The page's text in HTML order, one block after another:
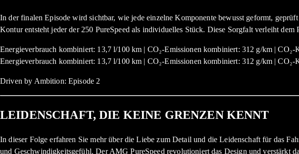
In der finalen Episode wird sichtbar, wie jede einzelne Komponente bewusst geformt,
Kontur entsteht jeder der 250 PureSpeed als individuelles Stück. Diese Sorgfalt verleiht
Energieverbrauch kombiniert: 13,7 l/100 km | CO₂-Emissionen kombiniert: 312 g/km | CO₂-
Energieverbrauch kombiniert: 13,7 l/100 km | CO₂-Emissionen kombiniert: 312 g/km | CO₂-
Driven by Ambition: Episode 2
LEIDENSCHAFT, DIE KEINE GRENZEN KENNT
In dieser Folge erfahren Sie mehr über die Liebe zum Detail und die Leidenschaft für das
und Geschwindigkeitsgefühl. Der AMG PureSpeed revolutioniert das Design und verstärkt